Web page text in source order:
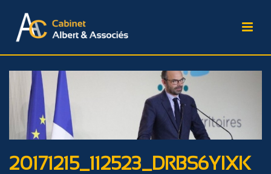
20171215_112523_DRBS6YIXK